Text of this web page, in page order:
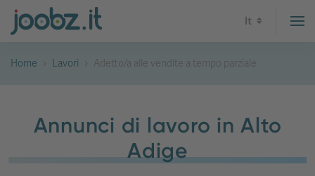
It
Home Lavori Adetto/a alle vendite a tempo parziale
Annunci di lavoro in Alto
Adige